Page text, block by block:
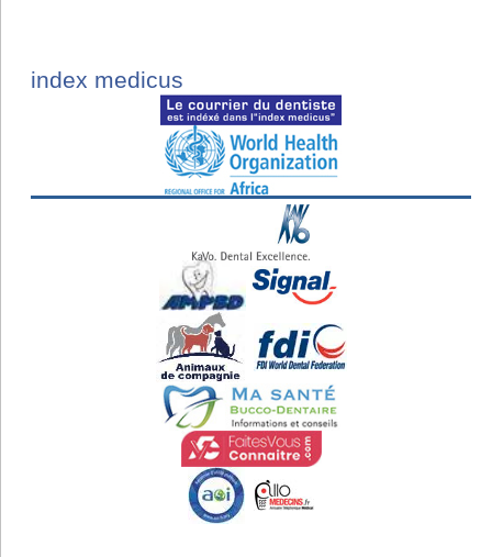
index medicus